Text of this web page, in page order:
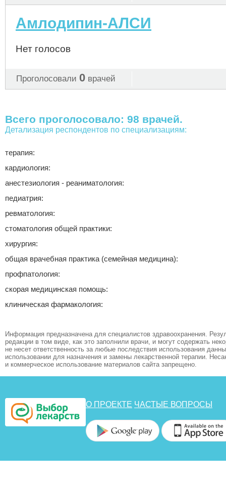
Амлодипин-АЛСИ
Нет голосов
Проголосовали 0 врачей
Всего проголосовало: 98 врачей.
Детализация респондентов по специализациям:
терапия:
кардиология:
анестезиология - реаниматология:
педиатрия:
ревматология:
стоматология общей практики:
хирургия:
общая врачебная практика (семейная медицина):
профпатология:
скорая медицинская помощь:
клиническая фармакология:
Информация предназначена для специалистов здравоохранения.
редакции в том виде, как это заполнили врачи, и могут содержать
не несет ответственность за любые последствия использования
использовании для назначения и замены лекарственной терапии.
и коммерческое использование материалов сайта запрещено.
О ПРОЕКТЕ ЧАСТЫЕ ВОПРОСЫ